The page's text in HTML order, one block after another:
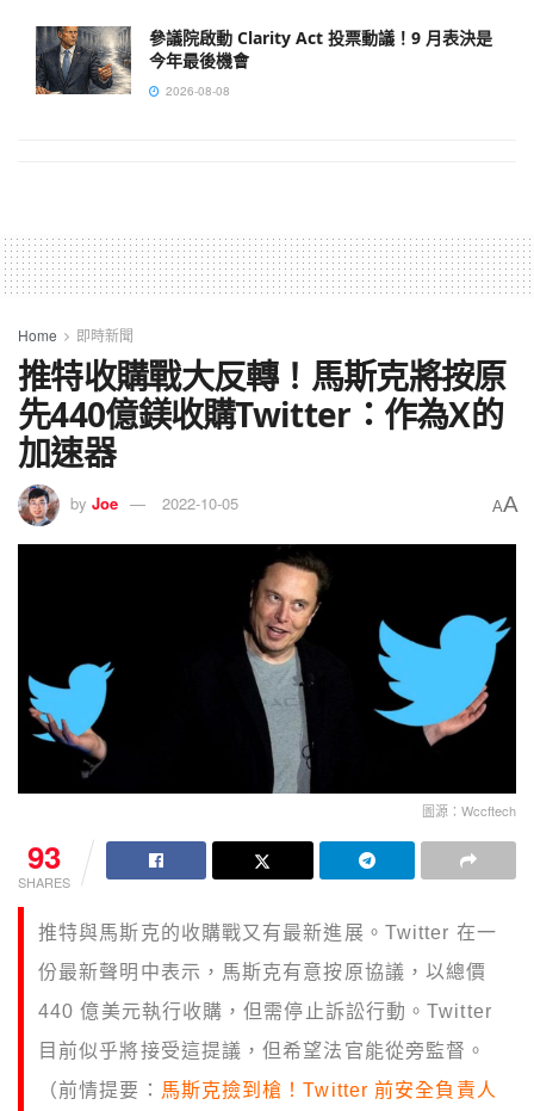
參議院啟動 Clarity Act 投票動議！9 月表決是
今年最後機會
2026-08-08
Home 即時新聞
推特收購戰大反轉！馬斯克將按原
先440億鎂收購Twitter：作為X的
加速器
by Joe 2022-10-05 AA
圖源：Wccftech
93
SHARES
推特與馬斯克的收購戰又有最新進展。Twitter 在一
份最新聲明中表示，馬斯克有意按原協議，以總價
440 億美元執行收購，但需停止訴訟行動。Twitter
目前似乎將接受這提議，但希望法官能從旁監督。
（前情提要： 馬斯克撿到槍！Twitter 前安全負責人